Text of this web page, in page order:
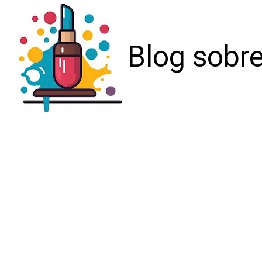
Blog